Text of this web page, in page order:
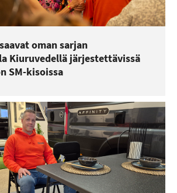
oman sarjan
Kiuruvedellä järjestettävissä
SM-kisoissa